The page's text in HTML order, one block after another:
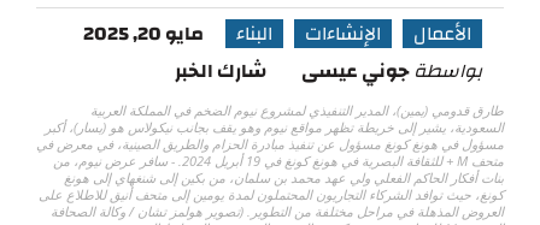
الأعمال الإنشاءات البناء
مايو 20, 2025
بواسطةجوني عيسى شارك الخبر
طارق قدومي (يمين)، المدير التنفيذي لمشروع نيوم الضخم في المملكة العربية
السعودية، يشير إلى خريطة تظهر مواقع نيوم وهو يقف بجانب نيكولاس هو (يسار)، أكبر
مسؤول في هونغ كونغ مسؤول عن تنفيذ مبادرة الحزام والطريق الصينية، في معرض في
متحف M + للثقافة البصرية في هونغ كونغ في 19 أبريل 2024. - سافر عرض نيوم، من
بنات أفكار الحاكم الفعلي ولي عهد محمد بن سلمان، من بكين إلى شنغهاي إلى هونغ
كونغ، حيث توافد الشركاء التجاريون المحتملون لمدة يومين إلى متحف أنيق للاطلاع على
العروض المذهلة في مراحل مختلفة من التطوير. (تصوير هولمز تشان / وكالة الصحافة